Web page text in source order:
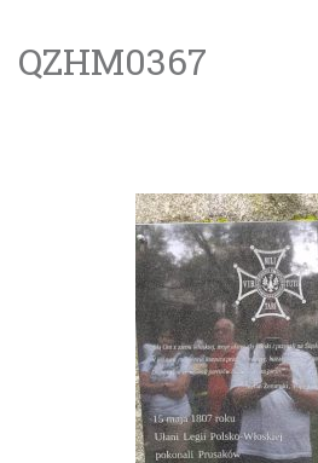
QZHM0367